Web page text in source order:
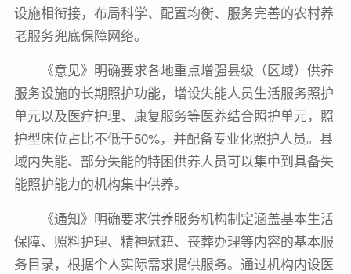
设施相衔接，布局科学、配置均衡、服务完善的农村养
老服务兜底保障网络。
《意见》明确要求各地重点增强县级（区域）供养
服务设施的长期照护功能，增设失能人员生活服务照护
单元以及医疗护理、康复服务等医养结合照护单元，照
护型床位占比不低于50%，并配备专业化照护人员。县
域内失能、部分失能的特困供养人员可以集中到具备失
能照护能力的机构集中供养。
《通知》明确要求供养服务机构制定涵盖基本生活
保障、照料护理、精神慰藉、丧葬办理等内容的基本服
务目录，根据个人实际需求提供服务。通过机构内设医